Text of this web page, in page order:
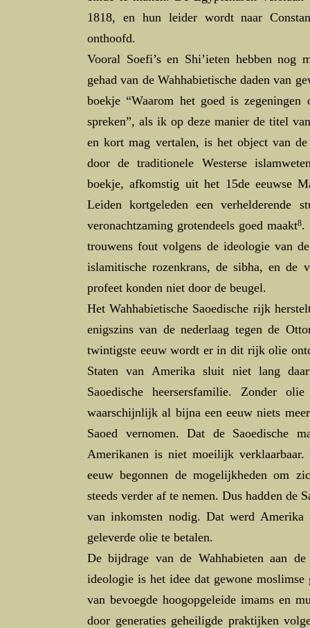
1818, en hun leider wordt naar
onthoofd.
Vooral Soefi’s en Shi’ieten hebben nog
gehad van de Wahhabietische daden van
boekje “Waarom het goed is
spreken”, als ik op deze manier de titel
en kort mag vertalen, is het object van
door de traditionele Westerse
boekje, afkomstig uit het 15de eeuwse
Leiden kortgeleden een verhelderende
veronachtzaming grotendeels goed maakt8.
trouwens fout volgens de ideologie van
islamitische rozenkrans, de sibha, en de
profeet konden niet door de beugel.
Het Wahhabietische Saoedische rijk
enigszins van de nederlaag tegen de
twintigste eeuw wordt er in dit rijk olie
Staten van Amerika sluit niet lang
Saoedische heersersfamilie. Zonder
waarschijnlijk al bijna een eeuw niets
Saoed vernomen. Dat de Saoedische
Amerikanen is niet moeilijk
eeuw begonnen de mogelijkheden om
steeds verder af te nemen. Dus hadden de
van inkomsten nodig. Dat werd
geleverde olie te betalen.
De bijdrage van de Wahhabieten aan de
ideologie is het idee dat gewone moslimse
van bevoegde hoogopgeleide imams en
door generaties geheiligde praktijken